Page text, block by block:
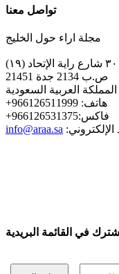
تواصل معنا
مجلة اراء حول الخليج
٣٠ شارع راية الإتحاد (١٩)
ص.ب 2134 جدة 21451
المملكة العربية السعودية
+هاتف: 966126511999
+فاكس:966126531375
info@araa.sa الإلكتروني
إشترك في القائمة البريدية